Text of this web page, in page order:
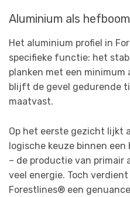
Aluminium als
Het aluminium profiel in
specifieke functie: het
planken met een minimum
blijft de gevel gedurende
maatvast.
Op het eerste gezicht lijkt
logische keuze binnen
– de productie van primair
veel energie. Toch
Forestlines® een